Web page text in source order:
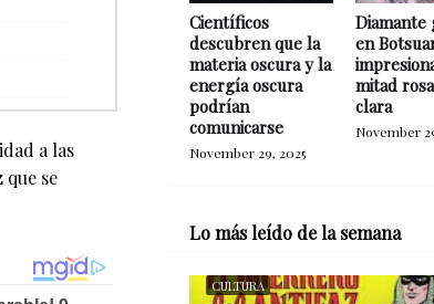
a las
se
Científicos
descubren que la
materia oscura y la
energía oscura
podrían
comunicarse
November 29, 2025
Diamante
en
mitad
clara
November
Lo más leído de la semana
CULTURA